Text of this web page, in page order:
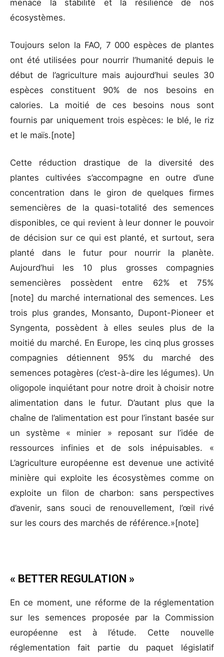
menace la stabilité et la résilience de nos
écosystèmes.
Toujours selon la FAO, 7 000 espèces de plantes
ont été utilisées pour nourrir l’humanité depuis le
début de l’agriculture mais aujourd’hui seules 30
espèces constituent 90% de nos besoins en
calories. La moitié de ces besoins nous sont
fournis par uniquement trois espèces: le blé, le riz
et le maïs.[note]
Cette réduction drastique de la diversité des
plantes cultivées s’accompagne en outre d’une
concentration dans le giron de quelques firmes
semencières de la quasi-totalité des semences
disponibles, ce qui revient à leur donner le pouvoir
de décision sur ce qui est planté, et surtout, sera
planté dans le futur pour nourrir la planète.
Aujourd’hui les 10 plus grosses compagnies
semencières possèdent entre 62% et 75%
[note] du marché international des semences. Les
trois plus grandes, Monsanto, Dupont-Pioneer et
Syngenta, possèdent à elles seules plus de la
moitié du marché. En Europe, les cinq plus grosses
compagnies détiennent 95% du marché des
semences potagères (c’est-à-dire les légumes). Un
oligopole inquiétant pour notre droit à choisir notre
alimentation dans le futur. D’autant plus que la
chaîne de l’alimentation est pour l’instant basée sur
un système « minier » reposant sur l’idée de
ressources infinies et de sols inépuisables. «
L’agriculture européenne est devenue une activité
minière qui exploite les écosystèmes comme on
exploite un filon de charbon: sans perspectives
d’avenir, sans souci de renouvellement, l’œil rivé
sur les cours des marchés de référence.»[note]
« BETTER REGULATION »
En ce moment, une réforme de la réglementation
sur les semences proposée par la Commission
européenne est à l’étude. Cette nouvelle
réglementation fait partie du paquet législatif